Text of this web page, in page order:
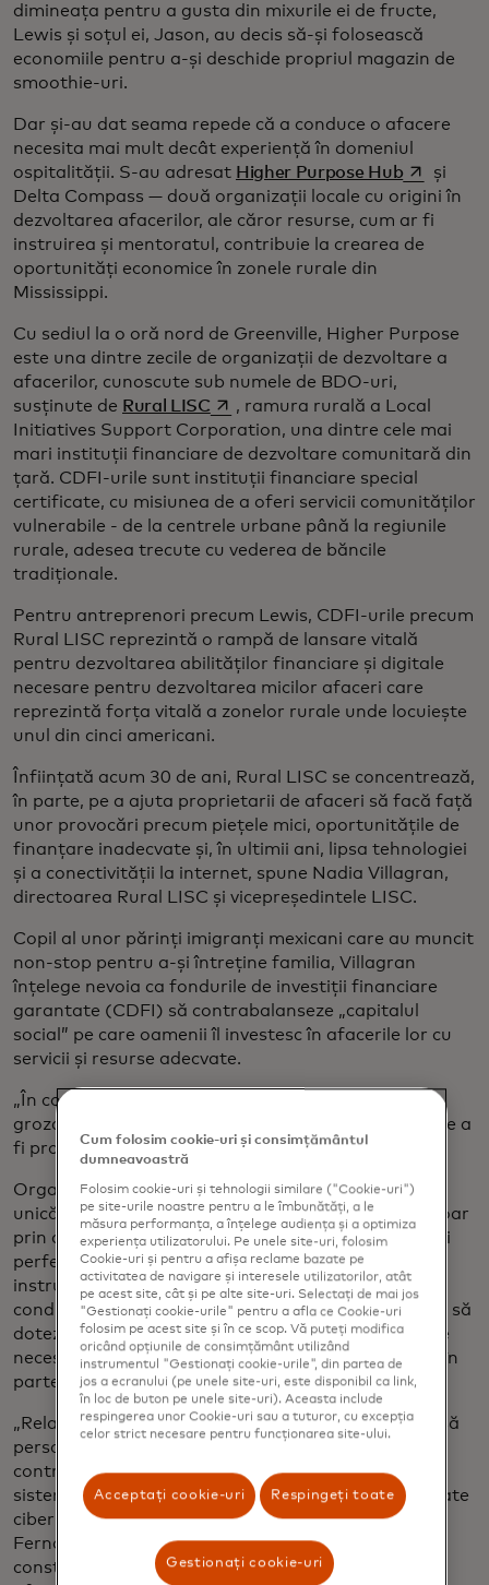
dimineața pentru a gusta din mixurile ei de fructe,
Lewis și soțul ei, Jason, au decis să-și folosească
economiile pentru a-și deschide propriul magazin de
smoothie-uri.
Dar și-au dat seama repede că a conduce o afacere
necesita mai mult decât experiență în domeniul
ospitalității. S-au adresat Higher Purpose Hubopens in
și
Delta Compass — două organizații locale cu origini în
dezvoltarea afacerilor, ale căror resurse, cum ar fi
instruirea și mentoratul, contribuie la crearea de
oportunități economice în zonele rurale din
Mississippi.
Cu sediul la o oră nord de Greenville, Higher Purpose
este una dintre zecile de organizații de dezvoltare a
afacerilor, cunoscute sub numele de BDO-uri,
susținute de Rural LISCopens in a new tab
, ramura rurală a Local
Initiatives Support Corporation, una dintre cele mai
mari instituții financiare de dezvoltare comunitară din
țară. CDFI-urile sunt instituții financiare special
certificate, cu misiunea de a oferi servicii comunităților
vulnerabile - de la centrele urbane până la regiunile
rurale, adesea trecute cu vederea de băncile
tradiționale.
Pentru antreprenori precum Lewis, CDFI-urile precum
Rural LISC reprezintă o rampă de lansare vitală
pentru dezvoltarea abilităților financiare și digitale
necesare pentru dezvoltarea micilor afaceri care
reprezintă forța vitală a zonelor rurale unde locuiește
unul din cinci americani.
Înființată acum 30 de ani, Rural LISC se concentrează,
în parte, pe a ajuta proprietarii de afaceri să facă față
unor provocări precum piețele mici, oportunitățile de
finanțare inadecvate și, în ultimii ani, lipsa tehnologiei
și a conectivității la internet, spune Nadia Villagran,
directoarea Rural LISC și vicepreședintele LISC.
Copil al unor părinți imigranți mexicani care au muncit
non-stop pentru a-și întreține familia, Villagran
înțelege nevoia ca fondurile de investiții financiare
garantate (CDFI) să contrabalanseze „capitalul
social” pe care oamenii îl investesc în afacerile lor cu
servicii și resurse adecvate.
„În comunitățile rurale, oamenii au aceste idei
grozave, dar este o luptă să-și construiască forța de a
fi proprietar de afacere”, spune Villagran.
Organizații precum Rural LISC sunt într-o poziție
unică pentru a ajunge la acești antreprenori - nu doar
prin acces financiar, ci și prin sprijin tehnic, cum ar fi
perfecționarea competențelor digitale și accesul la
instrumente digitale, spune Sandy Fernandez, care
conduce Mastercard Strive în SUA, care își propune să
doteze micile întreprinderi cu instrumentele digitale
necesare pentru a-și construi reziliența și a crește, în
parte prin parteneriate cu CDFI-uri.
„Relațiile lor locale profund înrădăcinate le permit să
personalizeze soluții pentru comunitățile lor,
contribuind la implementarea mai eficientă a
sistemelor de plată digitale, a resurselor de securitate
cibernetică și a altor soluții tehnologice”, spune
Fernandez. „Abordarea lor centrată pe comunitate
construiește încredere și le permite să deservească
Cum folosim cookie-uri și consimțământul
dumneavoastră
Folosim cookie-uri și tehnologii similare ("Cookie-uri")
pe site-urile noastre pentru a le îmbunătăți, a le
măsura performanța, a înțelege audiența și a optimiza
experiența utilizatorului. Pe unele site-uri, folosim
Cookie-uri și pentru a afișa reclame bazate pe
activitatea de navigare și interesele utilizatorilor, atât
pe acest site, cât și pe alte site-uri. Selectați de mai jos
"Gestionați cookie-urile" pentru a afla ce Cookie-uri
folosim pe acest site și în ce scop. Vă puteți modifica
oricând opțiunile de consimțământ utilizând
instrumentul "Gestionați cookie-urile", din partea de
jos a ecranului (pe unele site-uri, este disponibil ca link,
în loc de buton pe unele site-uri). Aceasta include
respingerea unor Cookie-uri sau a tuturor, cu excepția
celor strict necesare pentru funcționarea site-ului.
Acceptați cookie-uri Respingeți toate
Gestionați cookie-uri